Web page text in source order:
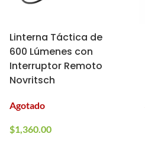
Linterna Táctica de
600 Lúmenes con
Interruptor Remoto
Novritsch
Agotado
$1,360.00